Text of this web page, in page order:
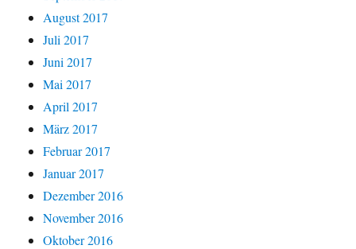
August 2017
Juli 2017
Juni 2017
Mai 2017
April 2017
März 2017
Februar 2017
Januar 2017
Dezember 2016
November 2016
Oktober 2016